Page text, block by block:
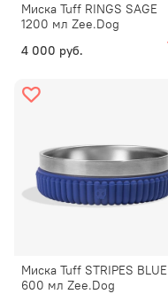
Миска Tuff RINGS SAGE
1200 мл Zee.Dog
4 000 руб.
Миска Tuff STRIPES BLUE
600 мл Zee.Dog